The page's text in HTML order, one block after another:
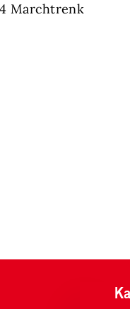
Marchtrenk